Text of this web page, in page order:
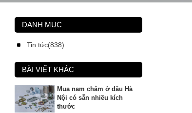
DANH MỤC
Tin tức(838)
BÀI VIẾT KHÁC
Mua nam châm ở đâu Hà
Nội có sẵn nhiều kích
thước